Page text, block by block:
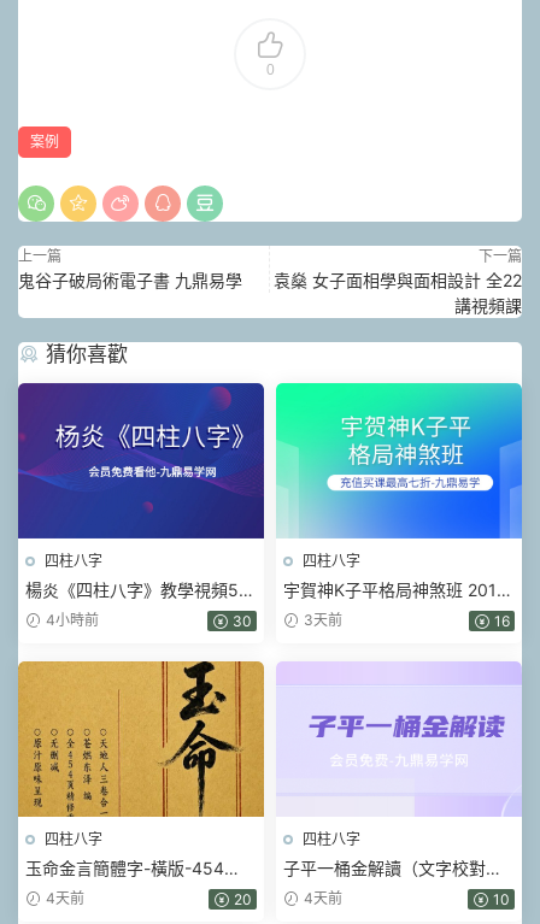
0
案例
上一篇
鬼谷子破局術電子書 九鼎易學
下一篇
袁燊 女子面相學與面相設‬計 全22
講視頻課
猜你喜歡
四柱八字
楊炎《四柱八字》教學視頻56
集 4小時前 30
四柱八字
宇賀神K子平格局神煞班 2017
年 .pdf 452頁
3天前 16
四柱八字
玉命金言簡體字-橫版-454
頁.pdf
4天前 20
四柱八字
子平一桶金解讀（文字校對整
理）.pdf 214頁
4天前 10